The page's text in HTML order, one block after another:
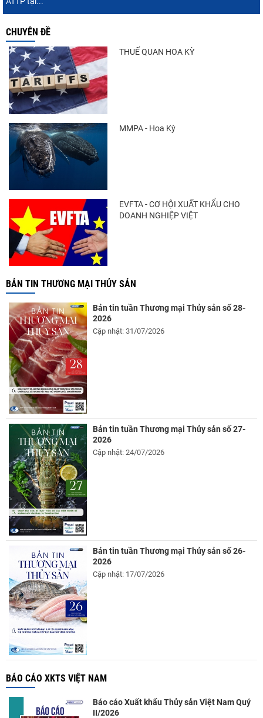
CHUYÊN ĐỀ
THUẾ QUAN HOA KỲ
MMPA - Hoa Kỳ
EVFTA - CƠ HỘI XUẤT KHẨU CHO
DOANH NGHIỆP VIỆT
BẢN TIN THƯƠNG MẠI THỦY SẢN
Bản tin tuần Thương mại Thủy sản số 28-
2026
Cập nhật: 31/07/2026
Bản tin tuần Thương mại Thủy sản số 27-
2026
Cập nhật: 24/07/2026
Bản tin tuần Thương mại Thủy sản số 26-
2026
Cập nhật: 17/07/2026
BÁO CÁO XKTS VIỆT NAM
Báo cáo Xuất khẩu Thủy sản Việt Nam Quý
II/2026